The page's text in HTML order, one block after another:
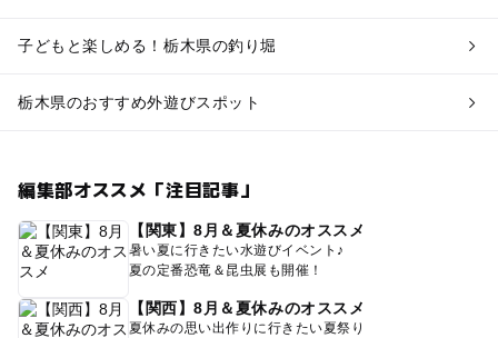
子どもと楽しめる！栃木県の釣り堀
栃木県のおすすめ外遊びスポット
編集部オススメ「注目記事」
【関東】8月＆夏休みのオススメ
暑い夏に行きたい水遊びイベント♪
夏の定番恐竜＆昆虫展も開催！
【関西】8月＆夏休みのオススメ
夏休みの思い出作りに行きたい夏祭り